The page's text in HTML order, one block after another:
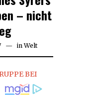
– nicht
in Welt
BEI